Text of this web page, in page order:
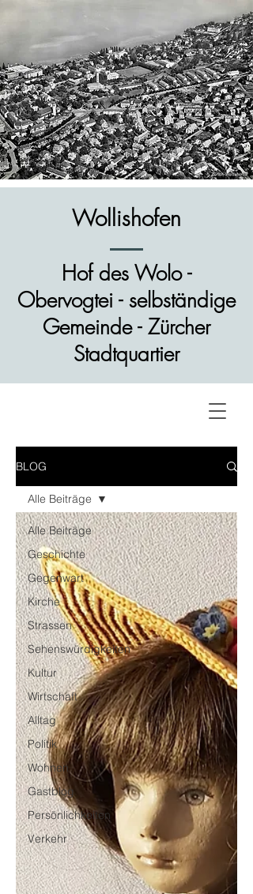
Wollishofen
Hof des Wolo -
Obervogtei - selbständige
Gemeinde - Zürcher
Stadtquartier
BLOG
Alle Beiträge
Geschichte
Gegenwart
Kirche
Strassen
Sehenswürdigkeiten
Kultur
Wirtschaft
Alltag
Politik
Wohnen
Gastblog
Persönlichkeiten
Verkehr
Alle Beiträge